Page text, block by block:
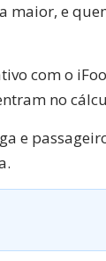
e
com o
no
e